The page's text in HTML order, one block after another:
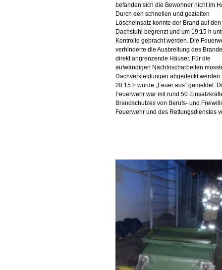
befanden sich die Bewohner nicht im
Durch den schnellen und gezielten
Löscheinsatz konnte der Brand auf den
Dachstuhl begrenzt und um 19:15 h
Kontrolle gebracht werden. Die
verhinderte die Ausbreitung des
direkt angrenzende Häuser. Für die
aufwändigen Nachlöscharbeiten
Dachverkleidungen abgedeckt
20:15 h wurde „Feuer aus“ gemeldet.
Feuerwehr war mit rund 50
Brandschutzes von Berufs- und
Feuerwehr und des Rettungsdienstes